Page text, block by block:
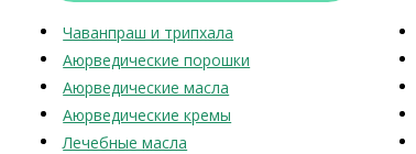
Чаванпраш и трипхала
Аюрведические порошки
Аюрведические масла
Аюрведические кремы
Лечебные масла